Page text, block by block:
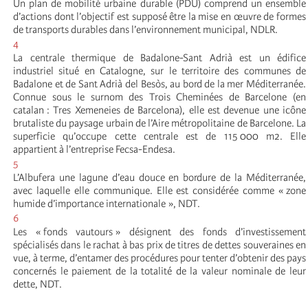
Un plan de mobilité urbaine durable (PDU) comprend un ensemble
d’actions dont l’objectif est supposé être la mise en œuvre de formes
de transports durables dans l’environnement municipal, NDLR.
4
La centrale thermique de Badalone-Sant Adrià est un édifice
industriel situé en Catalogne, sur le territoire des communes de
Badalone et de Sant Adrià del Besòs, au bord de la mer Méditerranée.
Connue sous le surnom des Trois Cheminées de Barcelone (en
catalan : Tres Xemeneies de Barcelona), elle est devenue une icône
brutaliste du paysage urbain de l’Aire métropolitaine de Barcelone. La
superficie qu’occupe cette centrale est de 115 000 m2. Elle
appartient à l’entreprise Fecsa-Endesa.
5
L’Albufera une lagune d’eau douce en bordure de la Méditerranée,
avec laquelle elle communique. Elle est considérée comme « zone
humide d’importance internationale », NDT.
6
Les « fonds vautours » désignent des fonds d’investissement
spécialisés dans le rachat à bas prix de titres de dettes souveraines en
vue, à terme, d’entamer des procédures pour tenter d’obtenir des pays
concernés le paiement de la totalité de la valeur nominale de leur
dette, NDT.